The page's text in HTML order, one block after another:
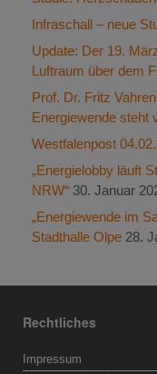
Infraschall – neue
Update: Der 19.
Luftraum über dem
Prof. Dr. Fritz
Energiewende steht
Westfalenpost
„Energielobby läuft
NRW“ 30. Januar
„Energiewende im
Stadthalle Olpe 28.
Rechtliches
Impressum